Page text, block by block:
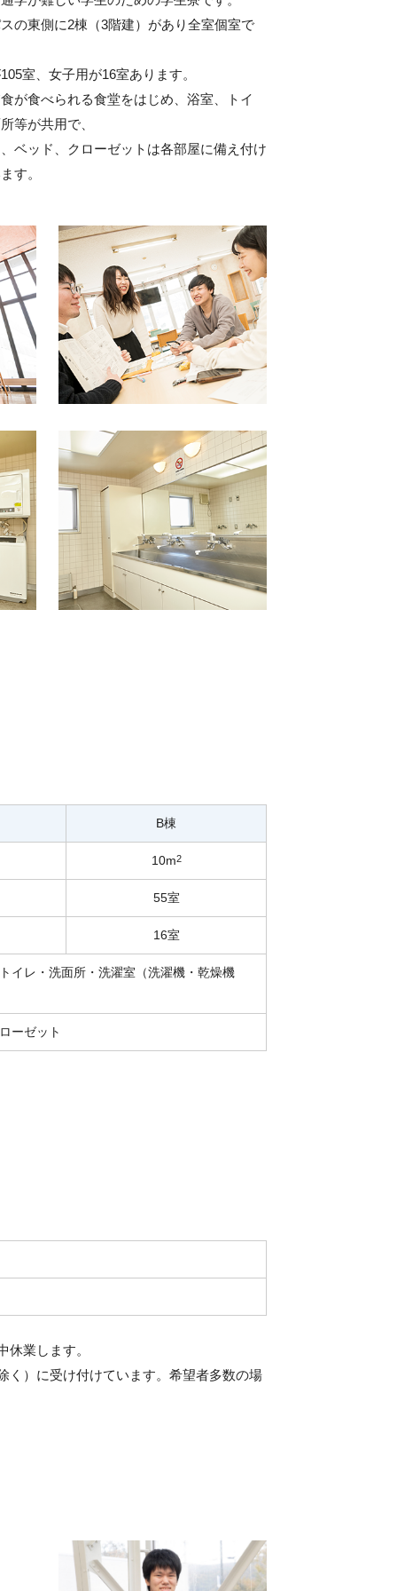
の東側に2棟（3階建）があり全室個室で
室、女子用が16室あります。
が食べられる食堂をはじめ、浴室、トイ
等が共用で、
ベッド、クローゼットは各部屋に備え付け
す。
B棟
10m2
55室
16室
イレ・洗面所・洗濯室（洗濯機・乾燥機
ーゼット
業します。
）に受け付けています。希望者多数の場